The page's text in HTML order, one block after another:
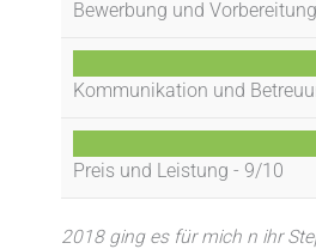
Bewerbung und
Kommunikation und
Preis und Leistung - 9/10
2018 ging es für mich n ihr